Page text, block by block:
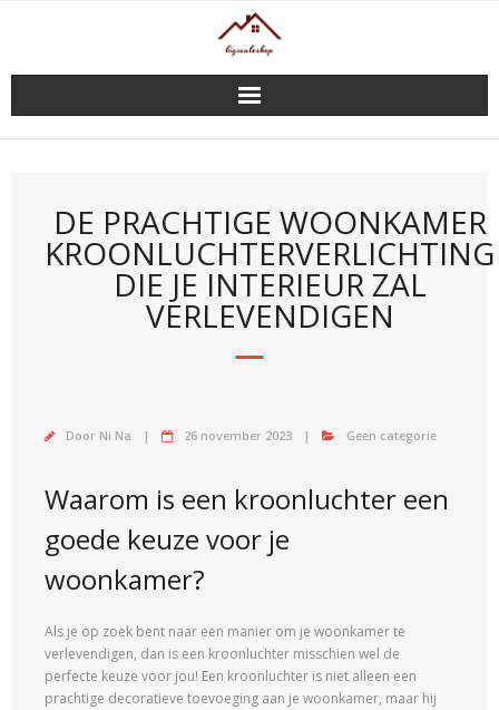
DE PRACHTIGE WOONKAMER
KROONLUCHTERVERLICHTING
DIE JE INTERIEUR ZAL
VERLEVENDIGEN
Door Ni Na 26 november 2023 Geen categorie
Waarom is een kroonluchter een
goede keuze voor je
woonkamer?
Als je op zoek bent naar een manier om je woonkamer te
verlevendigen, dan is een kroonluchter misschien wel de
perfecte keuze voor jou! Een kroonluchter is niet alleen een
prachtige decoratieve toevoeging aan je woonkamer, maar hij